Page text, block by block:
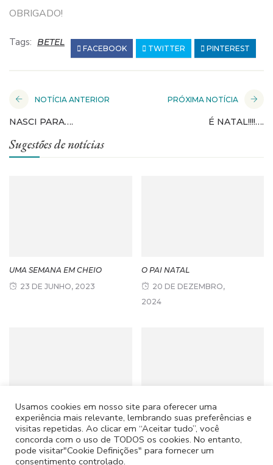
OBRIGADO!
Tags: BETEL
FACEBOOK TWITTER PINTEREST
NOTÍCIA ANTERIOR
NASCI PARA….
PRÓXIMA NOTÍCIA
É NATAL!!!!….
Sugestões de notícias
UMA SEMANA EM CHEIO
23 DE JUNHO, 2023
O PAI NATAL
20 DE DEZEMBRO,
2024
CORTEJO DE REIS
26 DE JANEIRO, 2024
JULHO E AGOSTO
26 DE SETEMBRO, 2025
Usamos cookies em nosso site para oferecer uma
experiência mais relevante, lembrando suas preferências e
visitas repetidas. Ao clicar em “Aceitar tudo”, você
concorda com o uso de TODOS os cookies. No entanto,
pode visitar"Cookie Definições" para fornecer um
consentimento controlado.